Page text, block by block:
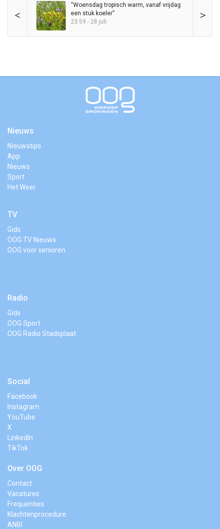
< >
“Woensdag tropisch warm, vanaf vrijdag
een stuk koeler”
23:59 - 28 juli
Nieuws
Nieuwstips
App
Nieuws
Sport
Het Weer
TV
Gids
OOG TV Nieuws
OOG voor senioren
Radio
Gids
OOG Sport
OOG Radio Stadsplaat
Social
Facebook
Instagram
YouTube
X
LinkedIn
TikTok
Over OOG
Contact
Vacatures
Frequenties
Klachtenprocedure
ANBI